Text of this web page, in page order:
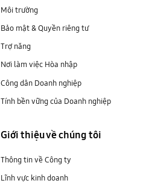
Môi trường
Bảo mật & Quyền riêng tư
Trợ năng
Nơi làm việc Hòa nhập
Công dân Doanh nghiệp
Tính bền vững của Doanh nghiệp
Giới thiệu về chúng tôi
Thông tin về Công ty
Lĩnh vực kinh doanh